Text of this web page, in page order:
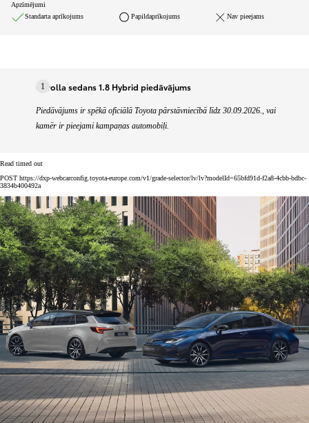
Apzīmējumi
Standarta aprīkojums
Papildaprīkojums Nav pieejams
1
Corolla sedans 1.8 Hybrid piedāvājums
Piedāvājums ir spēkā oficiālā Toyota pārstāvniecībā līdz 30.09.2026., vai
kamēr ir pieejami kampaņas automobiļi.
Read timed out
POST https://dxp-webcarconfig.toyota-europe.com/v1/grade-selector/lv/lv?modelId=65bfd91d-f2a8-4cbb-bdbc-
3834b400492a